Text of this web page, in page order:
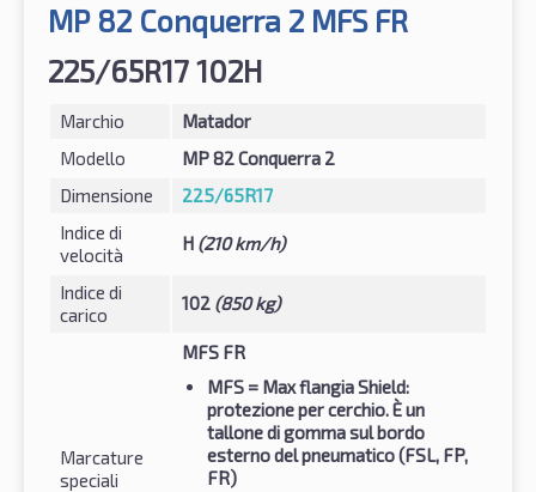
MP 82 Conquerra 2 MFS FR
225/65R17 102H
Marchio
Matador
Modello
MP 82 Conquerra 2
Dimensione
225/65R17
Indice di
velocità
H (210 km/h)
Indice di
carico
102 (850 kg)
Marcature
speciali
MFS FR
MFS = Max flangia Shield:
protezione per cerchio. È un
tallone di gomma sul bordo
esterno del pneumatico (FSL, FP,
FR)